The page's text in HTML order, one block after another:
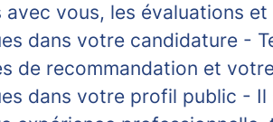
avec vous, les évaluations
dans votre candidature -
de recommandation et
dans votre profil public - Il